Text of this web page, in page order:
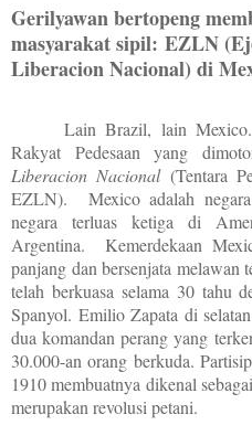
Gerilyawan bertopeng
masyarakat sipil: EZLN
Liberacion Nacional) di
Lain Brazil, lain
Rakyat Pedesaan yang
Liberacion Nacional (Tentara
EZLN). Mexico adalah
negara terluas ketiga di
Argentina. Kemerdekaan
panjang dan bersenjata
telah berkuasa selama 30 tahu
Spanyol. Emilio Zapata di
dua komandan perang yang
30.000-an orang berkuda.
1910 membuatnya dikenal
merupakan revolusi petani.